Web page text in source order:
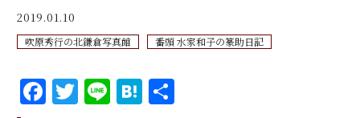
2019.01.10
吹原秀行の北鎌倉写真館 番頭 水家和子の篆助日記
F T Li H